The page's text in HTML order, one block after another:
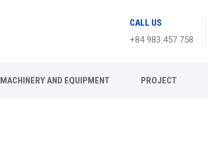
CALL US
+84 983 457 758
MACHINERY AND EQUIPMENT PROJECT